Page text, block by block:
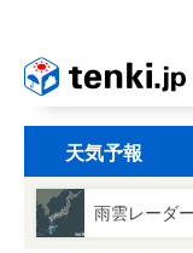
天気予報
雨雲レーダー